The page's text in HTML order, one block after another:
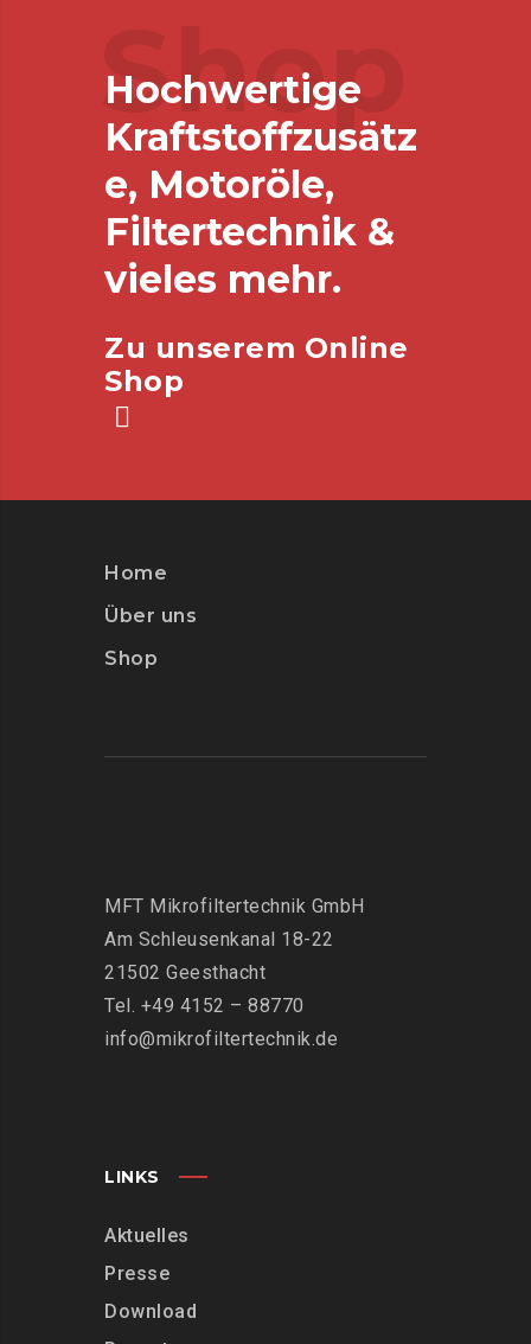
Shop
Hochwertige
Kraftstoffzusätz
e, Motoröle,
Filtertechnik &
vieles mehr.
Zu unserem Online
Shop
Home
Über uns
Shop
MFT Mikrofiltertechnik GmbH
Am Schleusenkanal 18-22
21502 Geesthacht
Tel. +49 4152 – 88770
info@mikrofiltertechnik.de
LINKS
Aktuelles
Presse
Download